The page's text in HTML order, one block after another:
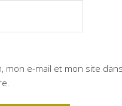
mon e-mail et mon site